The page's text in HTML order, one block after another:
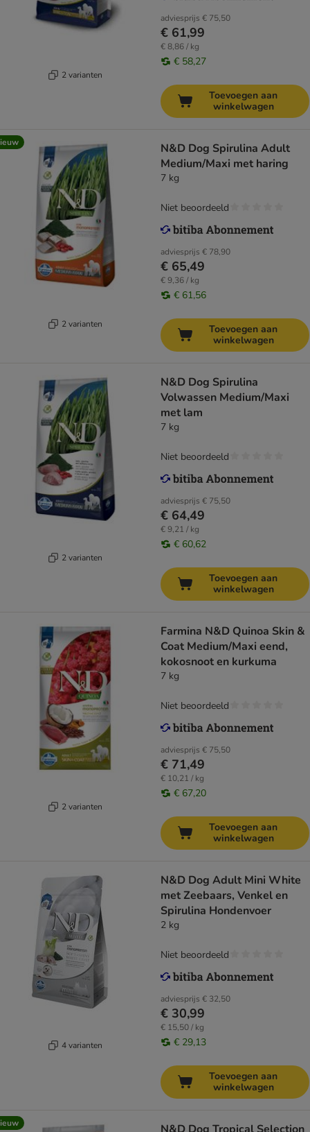
2 varianten
adviesprijs € 75,50
€ 61,99
€ 8,86 / kg
€ 58,27
Toevoegen aan
winkelwagen
2 varianten
N&D Dog Spirulina Adult
Medium/Maxi met haring
7 kg
adviesprijs € 78,90
€ 65,49
€ 9,36 / kg
€ 61,56
Niet beoordeeld
Toevoegen aan
winkelwagen
2 varianten
N&D Dog Spirulina
Volwassen Medium/Maxi
met lam
7 kg
adviesprijs € 75,50
€ 64,49
€ 9,21 / kg
€ 60,62
Niet beoordeeld
Toevoegen aan
winkelwagen
2 varianten
Farmina N&D Quinoa Skin &
Coat Medium/Maxi eend,
kokosnoot en kurkuma
7 kg
adviesprijs € 75,50
€ 71,49
€ 10,21 / kg
€ 67,20
Niet beoordeeld
Toevoegen aan
winkelwagen
4 varianten
N&D Dog Adult Mini White
met Zeebaars, Venkel en
Spirulina Hondenvoer
2 kg
adviesprijs € 32,50
€ 30,99
€ 15,50 / kg
€ 29,13
Niet beoordeeld
Toevoegen aan
winkelwagen